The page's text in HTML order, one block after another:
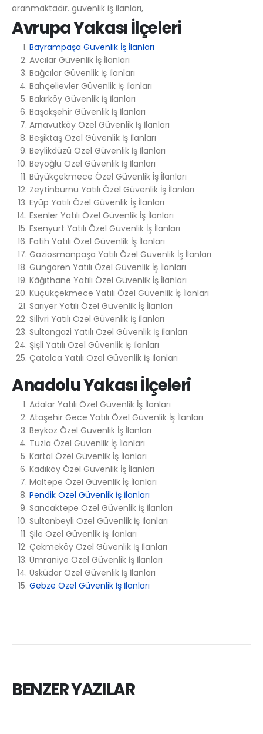
aranmaktadır. güvenlik iş ilanları,
Avrupa Yakası İlçeleri
Bayrampaşa Güvenlik İş İlanları
Avcılar Güvenlik İş İlanları
Bağcılar Güvenlik İş İlanları
Bahçelievler Güvenlik İş İlanları
Bakırköy Güvenlik İş İlanları
Başakşehir Güvenlik İş İlanları
Arnavutköy Özel Güvenlik İş İlanları
Beşiktaş Özel Güvenlik İş İlanları
Beylikdüzü Özel Güvenlik İş İlanları
Beyoğlu Özel Güvenlik İş İlanları
Büyükçekmece Özel Güvenlik İş İlanları
Zeytinburnu Yatılı Özel Güvenlik İş İlanları
Eyüp Yatılı Özel Güvenlik İş İlanları
Esenler Yatılı Özel Güvenlik İş İlanları
Esenyurt Yatılı Özel Güvenlik İş İlanları
Fatih Yatılı Özel Güvenlik İş İlanları
Gaziosmanpaşa Yatılı Özel Güvenlik İş İlanları
Güngören Yatılı Özel Güvenlik İş İlanları
Kâğıthane Yatılı Özel Güvenlik İş İlanları
Küçükçekmece Yatılı Özel Güvenlik İş İlanları
Sarıyer Yatılı Özel Güvenlik İş İlanları
Silivri Yatılı Özel Güvenlik İş İlanları
Sultangazi Yatılı Özel Güvenlik İş İlanları
Şişli Yatılı Özel Güvenlik İş İlanları
Çatalca Yatılı Özel Güvenlik İş İlanları
Anadolu Yakası İlçeleri
Adalar Yatılı Özel Güvenlik İş İlanları
Ataşehir Gece Yatılı Özel Güvenlik İş İlanları
Beykoz Özel Güvenlik İş İlanları
Tuzla Özel Güvenlik İş İlanları
Kartal Özel Güvenlik İş İlanları
Kadıköy Özel Güvenlik İş İlanları
Maltepe Özel Güvenlik İş İlanları
Pendik Özel Güvenlik İş İlanları
Sancaktepe Özel Güvenlik İş İlanları
Sultanbeyli Özel Güvenlik İş İlanları
Şile Özel Güvenlik İş İlanları
Çekmeköy Özel Güvenlik İş İlanları
Ümraniye Özel Güvenlik İş İlanları
Üsküdar Özel Güvenlik İş İlanları
Gebze Özel Güvenlik İş İlanları
BENZER YAZILAR